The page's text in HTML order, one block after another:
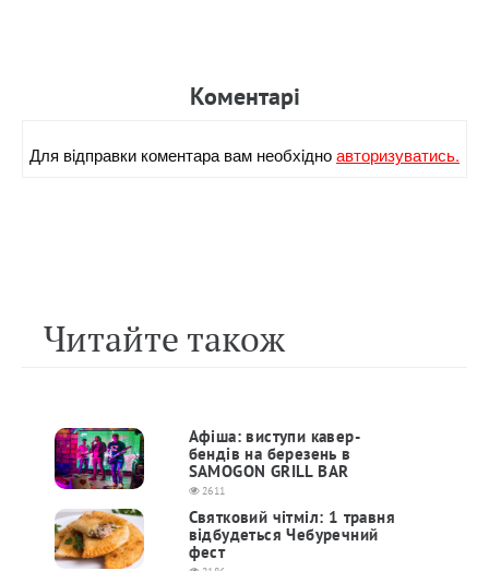
Коментарi
Для вiдправки коментара вам необхiдноавторизуватись.
Читайте також
Афіша: виступи кавер-
бендів на березень в
SAMOGON GRILL BAR
2611
Святковий чітміл: 1 травня
відбудеться Чебуречний
фест